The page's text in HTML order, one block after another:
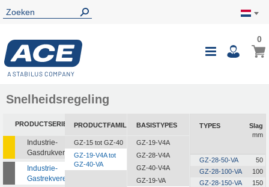
Toggle
00
Snelheidsregeling
PRODUCTSERIE
Industrie-
Gasdrukveren
Industrie-
Gastrekveren
PRODUCTFAMILIE
GZ-15 tot GZ-40
GZ-19-V4A tot
GZ-40-VA
BASISTYPES
GZ-19-V4A
GZ-28-V4A
GZ-40-V4A
GZ-19-VA
TYPES
Slag
mm
GZ-28-50-VA
50
GZ-28-100-VA
100
GZ-28-150-VA
150